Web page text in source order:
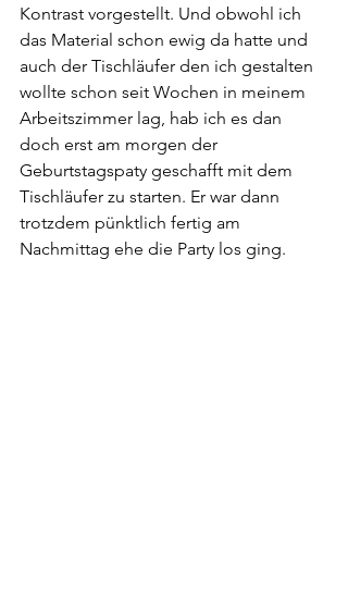
Kontrast vorgestellt. Und obwohl ich
das Material schon ewig da hatte und
auch der Tischläufer den ich gestalten
wollte schon seit Wochen in meinem
Arbeitszimmer lag, hab ich es dan
doch erst am morgen der
Geburtstagspaty geschafft mit dem
Tischläufer zu starten. Er war dann
trotzdem pünktlich fertig am
Nachmittag ehe die Party los ging.